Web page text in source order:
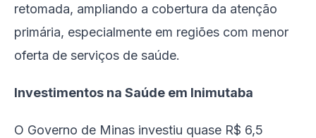
retomada, ampliando a cobertura da atenção
primária, especialmente em regiões com menor
oferta de serviços de saúde.
Investimentos na Saúde em Inimutaba
O Governo de Minas investiu quase R$ 6,5